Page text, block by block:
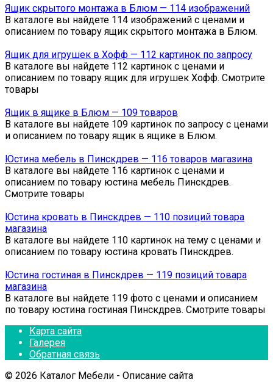
Ящик скрытого монтажа в Блюм — 114 изображений
В каталоге вы найдете 114 изображений с ценами и
описанием по товару ящик скрытого монтажа в Блюм.
Ящик для игрушек в Хофф — 112 картинок по запросу
В каталоге вы найдете 112 картинок с ценами и
описанием по товару ящик для игрушек Хофф. Смотрите
товары
Ящик в ящике в Блюм — 109 товаров
В каталоге вы найдете 109 картинок по запросу с ценами
и описанием по товару ящик в ящике в Блюм.
Юстина мебель в Пинскдрев — 116 товаров магазина
В каталоге вы найдете 116 картинок с ценами и
описанием по товару юстина мебель Пинскдрев.
Смотрите товары
Юстина кровать в Пинскдрев — 110 позиций товара
магазина
В каталоге вы найдете 110 картинок на тему с ценами и
описанием по товару юстина кровать Пинскдрев.
Юстина гостиная в Пинскдрев — 119 позиций товара
магазина
В каталоге вы найдете 119 фото с ценами и описанием
по товару юстина гостиная Пинскдрев. Смотрите товары
Карта сайта
Галерея
Обратная связь
© 2026 Каталог Мебели - Описание сайта